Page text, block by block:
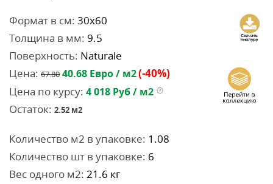
Формат в см: 30x60
Толщина в мм: 9.5
Поверхность: Naturale
Цена: 67.80 40.68 Евро / м2(-40%)
Цена по курсу: 4 018 Руб / м2
Остаток: 2.52 м2
Количество м2 в упаковке: 1.08
Количество шт в упаковке: 6
Вес одного м2: 21.6 кг